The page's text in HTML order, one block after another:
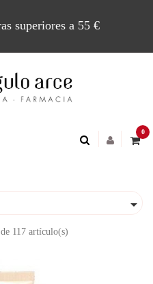
superiores a 55 €
0

117 artículo(s)